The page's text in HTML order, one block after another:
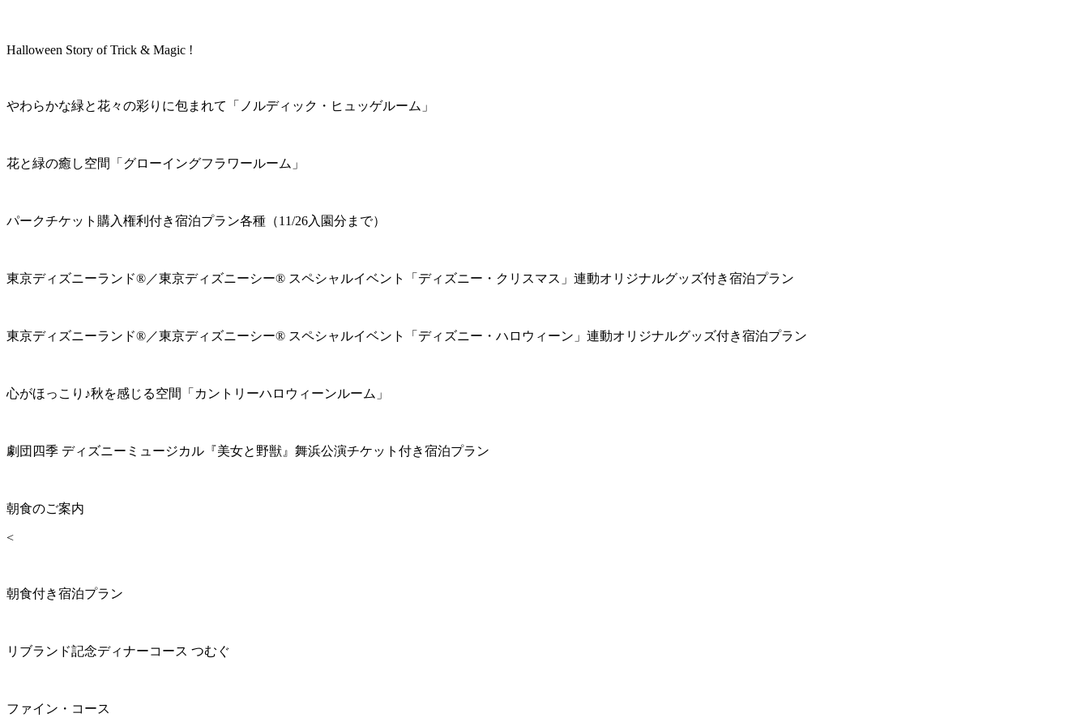
Halloween Story of Trick & Magic !
やわらかな緑と花々の彩りに包まれて「ノルディック・ヒュッゲルーム」
花と緑の癒し空間「グローイングフラワールーム」
パークチケット購入権利付き宿泊プラン各種（11/26入園分まで）
東京ディズニーランド®／東京ディズニーシー® スペシャルイベント「ディズニー・クリスマス」連動オリジナルグッズ付き宿泊プラン
東京ディズニーランド®／東京ディズニーシー® スペシャルイベント「ディズニー・ハロウィーン」連動オリジナルグッズ付き宿泊プラン
心がほっこり♪秋を感じる空間「カントリーハロウィーンルーム」
劇団四季 ディズニーミュージカル『美女と野獣』舞浜公演チケット付き宿泊プラン
朝食のご案内
<
朝食付き宿泊プラン
リブランド記念ディナーコース つむぐ
ファイン・コース